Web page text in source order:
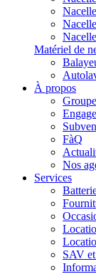
Matériel de
À propos
FàQ
Nos
Services
SAV